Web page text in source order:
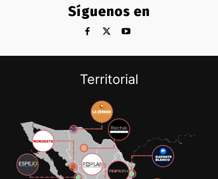
Síguenos en
Territorial